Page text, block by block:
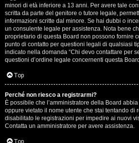
r
g
o
m
e
n
t
i
s
minori di età inferiore a 13 anni. Per avere tale
scritta da parte del genitore o tutore legale,
informazioni scritte dal minore. Se hai dubbi o
un consulente legale per assistenza. Nota bene
proprietario di questa Board non possono fornire
punto di contatto per questioni legali di qualsiasi
indicato nella domanda “Chi devo contattare per
questioni d’ordine legale concernenti questa
Top
Perché non riesco a registrarmi?
È possibile che l’amministratore della Board
oppure vietato il nome utente che stai tentando di
disabilitato le registrazioni per impedire ai nuovi
Contatta un amministratore per avere assistenza.
Top
p
i
c
A
t
t
i
v
i